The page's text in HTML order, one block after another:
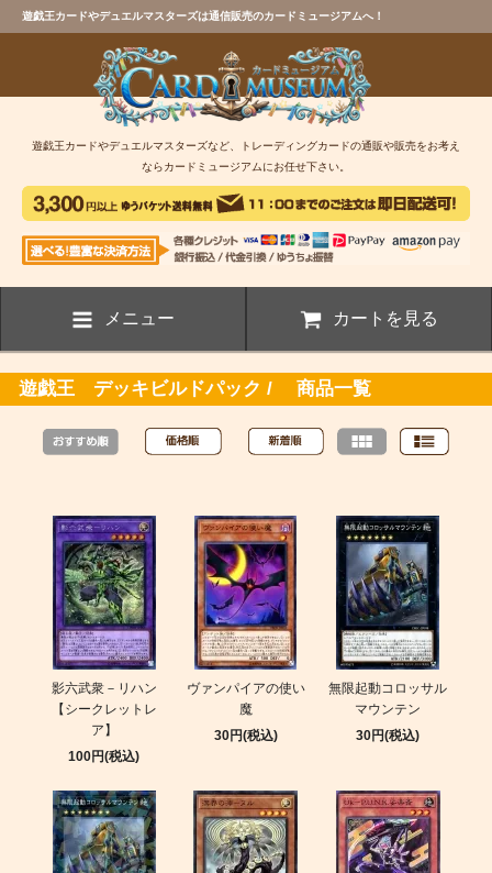
遊戯王カードやデュエルマスターズは通信販売のカードミュージアムへ！
遊戯王カードやデュエルマスターズなど、トレーディングカードの通販や販売をお考え
ならカードミュージアムにお任せ下さい。
メニュー カートを見る
遊戯王 デッキビルドパック / 商品一覧
影六武衆－リハン
【シークレットレ
ア】
100円(税込)
ヴァンパイアの使い
魔
30円(税込)
無限起動コロッサル
マウンテン
30円(税込)